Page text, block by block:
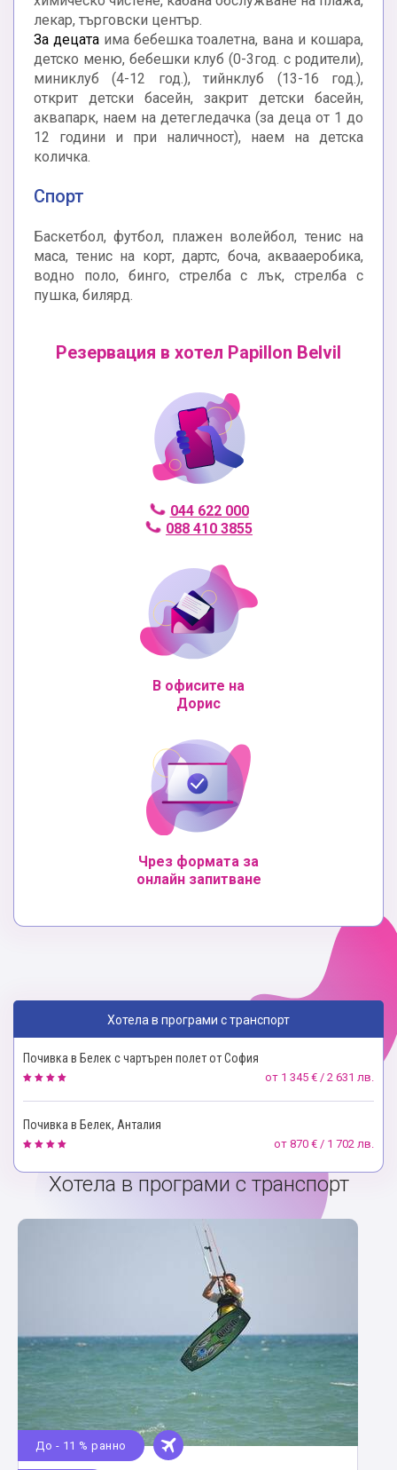
лекар, търговски център.
За децатаима бебешка тоалетна, вана и кошара,
детско меню, бебешки клуб (0-3год. с родители),
миниклуб (4-12 год.), тийнклуб (13-16 год.),
открит детски басейн, закрит детски басейн,
аквапарк, наем на детегледачка (за деца от 1 до
12 години и при наличност), наем на детска
количка.
Спорт
Баскетбол, футбол, плажен волейбол, тенис на
маса, тенис на корт, дартс, боча, аквааеробика,
водно поло, бинго, стрелба с лък, стрелба с
пушка, билярд.
Резервация в хотел Papillon Belvil
044 622 000
088 410 3855
В офисите на
Дорис
Чрез формата за
онлайн запитване
Хотела в програми с транспорт
Почивка в Белек с чартърен полет от София
от 1 345 € / 2 631 лв.
Почивка в Белек, Анталия
от 870 € / 1 702 лв.
Хотела в програми с транспорт
До - 11 % ранно